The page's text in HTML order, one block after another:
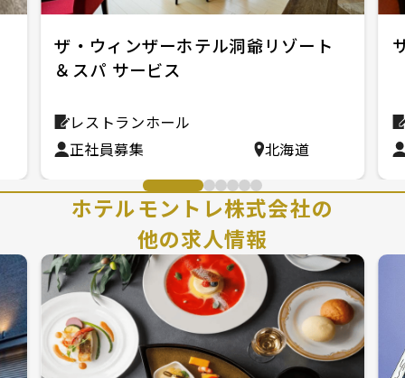
ザ・ウィンザーホテル洞爺リゾート
＆スパ サービス
レストランホール
正社員募集
北海道
ホテルモントレ株式会社の
他の求人情報